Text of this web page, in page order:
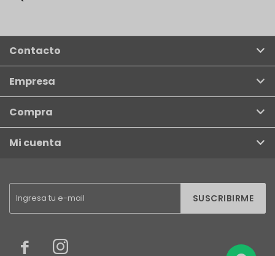
SUSCRIBIRME
 
Contacto
Empresa
Compra
Mi cuenta